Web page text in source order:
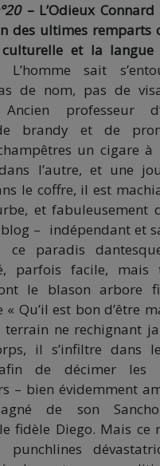
–L’Odieux Connard
des ultimes remparts
culturelle et la
L’homme sait
de nom, pas de
Ancien professeur
brandy et de
un cigare à
l’autre, et une
le coffre, il est
et fabuleusement
– indépendant et
ce paradis
parfois facile, mais
le blason arbore
Qu’il est bon d’être
terrain ne rechignant
il s’infiltre dans
de décimer les
– bien évidemment
de son
fidèle Diego. Mais ce